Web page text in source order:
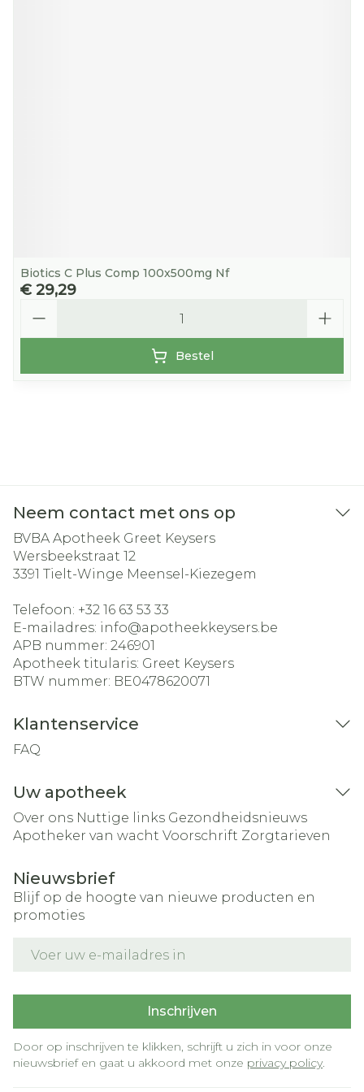
Biotics C Plus Comp 100x500mg Nf
€ 29,29
Bestel
Neem contact met ons op
BVBA Apotheek Greet Keysers
Wersbeekstraat 12
3391 Tielt-Winge Meensel-Kiezegem
Telefoon: +32 16 63 53 33
E-mailadres: info@apotheekkeysers.be
APB nummer: 246901
Apotheek titularis: Greet Keysers
BTW nummer: BE0478620071
Klantenservice
FAQ
Uw apotheek
Over ons Nuttige links Gezondheidsnieuws
Apotheker van wacht Voorschrift Zorgtarieven
Nieuwsbrief
Blijf op de hoogte van nieuwe producten en
promoties
Inschrijven
Door op inschrijven te klikken, schrijft u zich in voor onze
nieuwsbrief en gaat u akkoord met onze privacy policy.